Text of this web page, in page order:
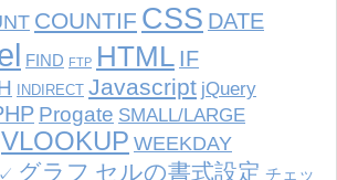
COUNTIF CSS DATE
FIND FTP HTML IF
INDIRECT Javascript jQuery
Progate SMALL/LARGE
VLOOKUP WEEKDAY
✓ グラフ セルの書式設定 チェッ